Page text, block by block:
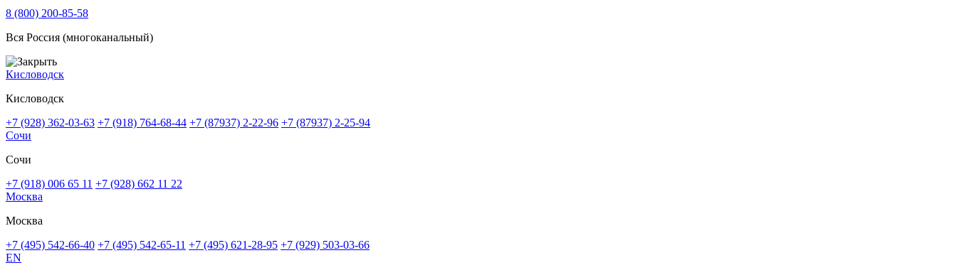
8 (800) 200-85-58
Вся Россия (многоканальный)
Кисловодск
Кисловодск
+7 (928) 362-03-63 +7 (918) 764-68-44 +7 (87937) 2-22-96 +7 (87937) 2-25-94
Сочи
Сочи
+7 (918) 006 65 11 +7 (928) 662 11 22
Москва
Москва
+7 (495) 542-66-40 +7 (495) 542-65-11 +7 (495) 621-28-95 +7 (929) 503-03-66
EN